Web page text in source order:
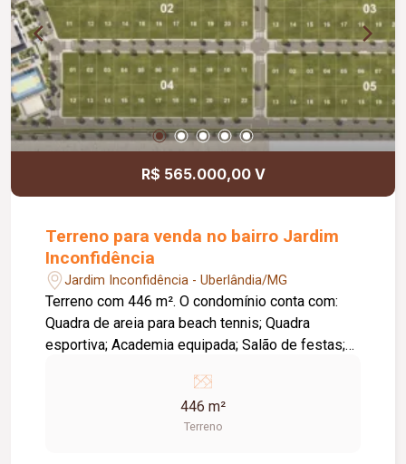
R$ 565.000,00 V
Terreno para venda no bairro Jardim
Inconfidência
Jardim Inconfidência - Uberlândia/MG
Terreno com 446 m². O condomínio conta com:
Quadra de areia para beach tennis; Quadra
esportiva; Academia equipada; Salão de festas;
Place; Horta comunitária; Trilha florida com
pergolado; Praça d`água; Áreas de convivência;
Espaços inclusivos; Projeto com foco em
446 m²
Terreno